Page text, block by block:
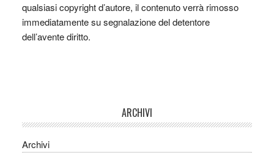
qualsiasi copyright d’autore, il contenuto verrà rimosso
immediatamente su segnalazione del detentore
dell’avente diritto.
ARCHIVI
Archivi